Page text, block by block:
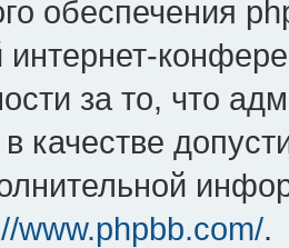
обеспечения
интернет-
за то, что
качестве
www.phpbb.com/.